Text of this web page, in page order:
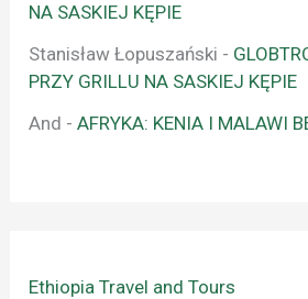
NA SASKIEJ KĘPIE
Stanisław Łopuszański -
PRZY GRILLU NA SASKIEJ KĘPIE
And -AFRYKA: KENIA I MALAWI
Ethiopia Travel and Tours